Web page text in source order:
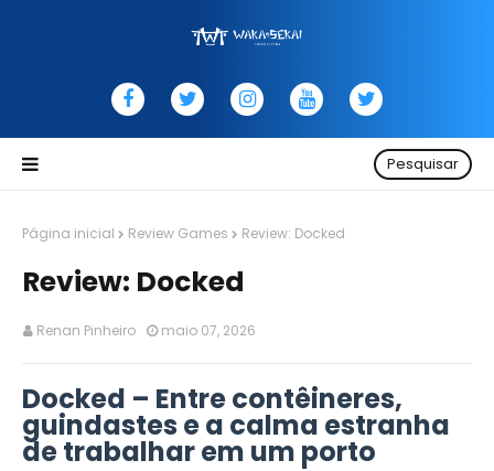
Pesquisar
Página inicial Review Games Review: Docked
Review: Docked
Renan Pinheiro maio 07, 2026
Docked – Entre contêineres,
guindastes e a calma estranha
de trabalhar em um porto